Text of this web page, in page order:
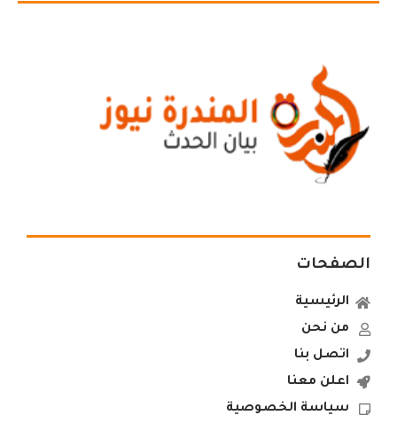
الصفحات
الرئيسية
من نحن
اتصل بنا
اعلن معنا
سياسة الخصوصية